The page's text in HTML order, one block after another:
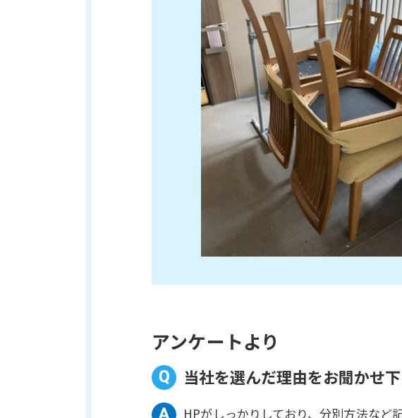
アンケートより
当社を選んだ理由をお聞かせ下
HPがしっかりしており、分別方法など